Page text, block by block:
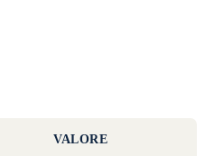
VALORE